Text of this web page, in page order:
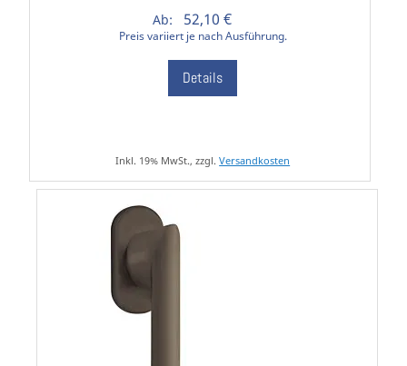
Ab: 52,10 €
Preis variiert je nach Ausführung.
Details
Inkl. 19% MwSt., zzgl.Versandkosten